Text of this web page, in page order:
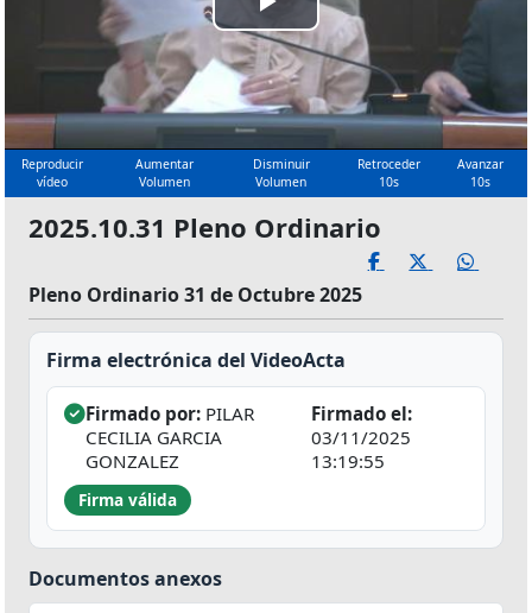
Reproducir
Vídeo
Reproducir
vídeo
Aumentar
Volumen
Disminuir
Volumen
Retroceder
10s
Avanzar
10s
2025.10.31 Pleno Ordinario
Pleno Ordinario 31 de Octubre 2025
Firma electrónica del VideoActa
Firmado por: PILAR
CECILIA GARCIA
GONZALEZ
Firmado el:
03/11/2025
13:19:55
Firma válida
Documentos anexos